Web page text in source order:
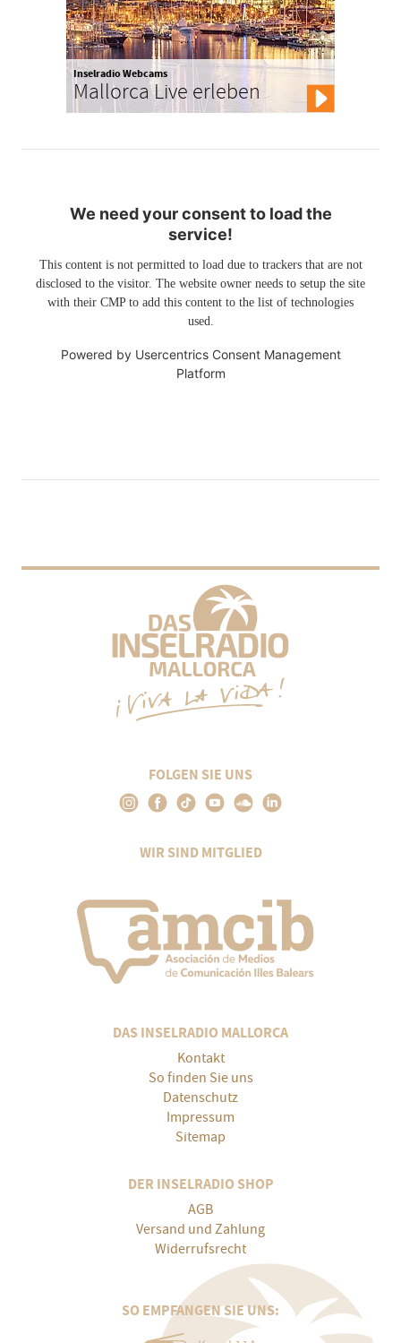
Inselradio Webcams
Mallorca Live erleben
We need your consent to load the
service!
This content is not permitted to load due to trackers that are not
disclosed to the visitor. The website owner needs to setup the site
with their CMP to add this content to the list of technologies
used.
Powered by Usercentrics Consent Management
Platform
FOLGEN SIE UNS
WIR SIND MITGLIED
DAS INSELRADIO MALLORCA
Kontakt
So finden Sie uns
Datenschutz
Impressum
Sitemap
DER INSELRADIO SHOP
AGB
Versand und Zahlung
Widerrufsrecht
SO EMPFANGEN SIE UNS: